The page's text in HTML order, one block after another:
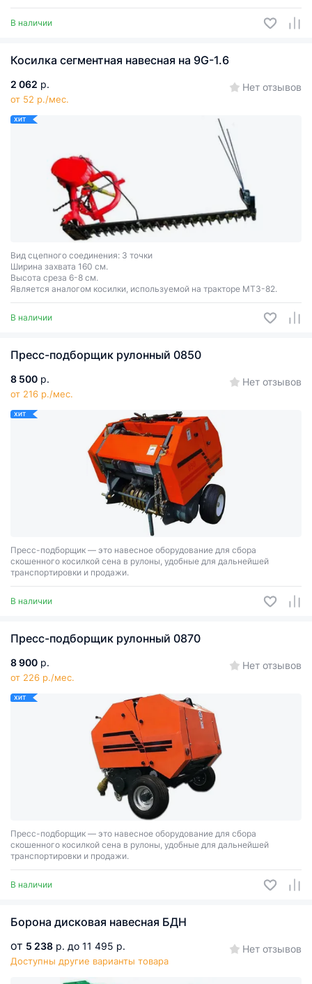
В наличии
Косилка сегментная навесная на 9G-1.6
2 062 р.
от 52 р./мес.
Нет отзывов
ХИТ
Вид сцепного соединения: 3 точки
Ширина захвата 160 см.
Высота среза 6-8 см.
Является аналогом косилки, используемой на тракторе МТЗ-82.
В наличии
Пресс-подборщик рулонный 0850
8 500 р.
от 216 р./мес.
Нет отзывов
ХИТ
Пресс-подборщик — это навесное оборудование для сбора
скошенного косилкой сена в рулоны, удобные для дальнейшей
транспортировки и продажи.
В наличии
Пресс-подборщик рулонный 0870
8 900 р.
от 226 р./мес.
Нет отзывов
ХИТ
Пресс-подборщик — это навесное оборудование для сбора
скошенного косилкой сена в рулоны, удобные для дальнейшей
транспортировки и продажи.
В наличии
Борона дисковая навесная БДН
от 5 238 р. до 11 495 р.
Доступны другие варианты товара
Нет отзывов